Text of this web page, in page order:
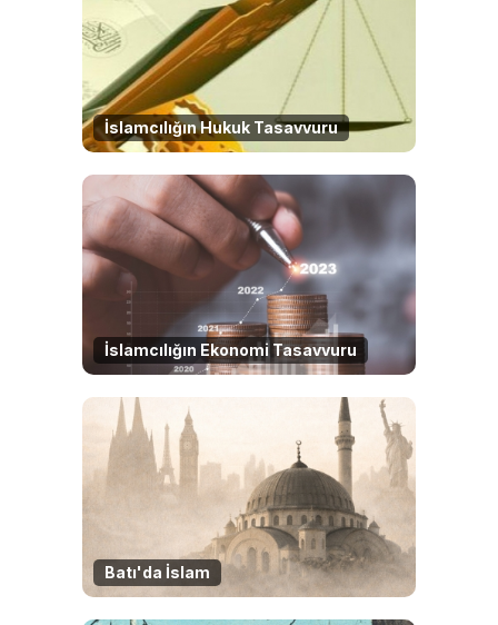
İslamcılığın Hukuk Tasavvuru
İslamcılığın Ekonomi Tasavvuru
Batı'da İslam